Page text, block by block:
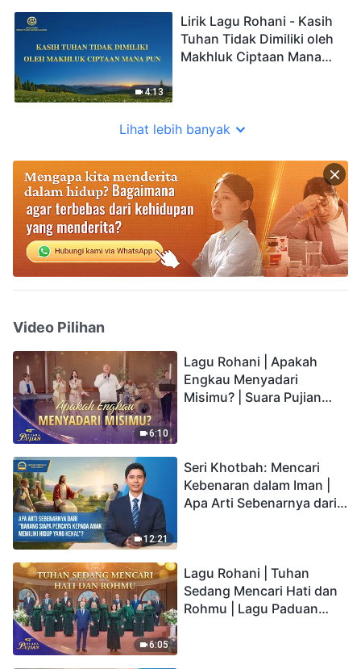
4:13
Lirik Lagu Rohani - Kasih
Tuhan Tidak Dimiliki oleh
Makhluk Ciptaan Mana
Lihat lebih banyak
Video Pilihan
6:10
Lagu Rohani | Apakah
Engkau Menyadari
Misimu? | Suara Pujian
12:21
Seri Khotbah: Mencari
Kebenaran dalam Iman |
Apa Arti Sebenarnya dari
6:05
Lagu Rohani | Tuhan
Sedang Mencari Hati dan
Rohmu | Lagu Paduan